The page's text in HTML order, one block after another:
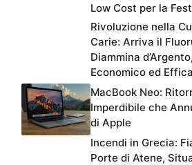
Low Cost per la
Rivoluzione nella
Carie: Arriva il
Diammina
Economico ed
MacBook Neo:
Imperdibile che
di Apple
Incendi in Grecia:
Porte di Atene,